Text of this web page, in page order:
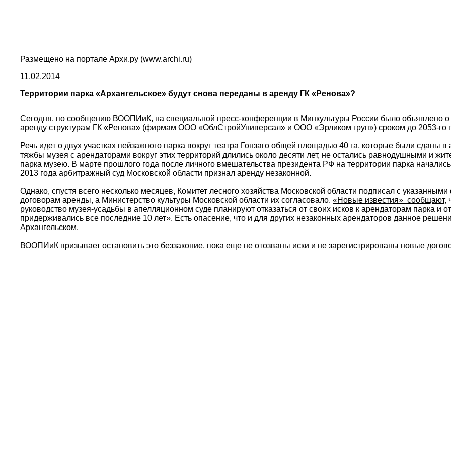
Размещено на портале Архи.ру (www.archi.ru)
11.02.2014
Территории парка «Архангельское» будут снова переданы в аренду ГК «Ренова»?
Сегодня, по сообщению ВООПИиК, на специальной пресс-конференции в Минкультуры России было объявлено о
аренду структурам ГК «Ренова» (фирмам ООО «ОблСтройУниверсал» и ООО «Эрликом груп») сроком до 2053-го
Речь идет о двух участках пейзажного парка вокруг театра Гонзаго общей площадью 40 га, которые были
тяжбы музея с арендаторами вокруг этих территорий длились около десяти лет, не остались равнодушными и
парка музею. В марте прошлого года после личного вмешательства президента РФ на территории парка
2013 года арбитражный суд Московской области признал аренду незаконной.
Однако, спустя всего несколько месяцев, Комитет лесного хозяйства Московской области подписал с
договорам аренды, а Министерство культуры Московской области их согласовало. «Новые известия» сообщают,
руководство музея-усадьбы в апелляционном суде планируют отказаться от своих исков к арендаторам парка и
придерживались все последние 10 лет». Есть опасение, что и для других незаконных арендаторов данное
Архангельском.
ВООПИиК призывает остановить это беззаконие, пока еще не отозваны иски и не зарегистрированы новые